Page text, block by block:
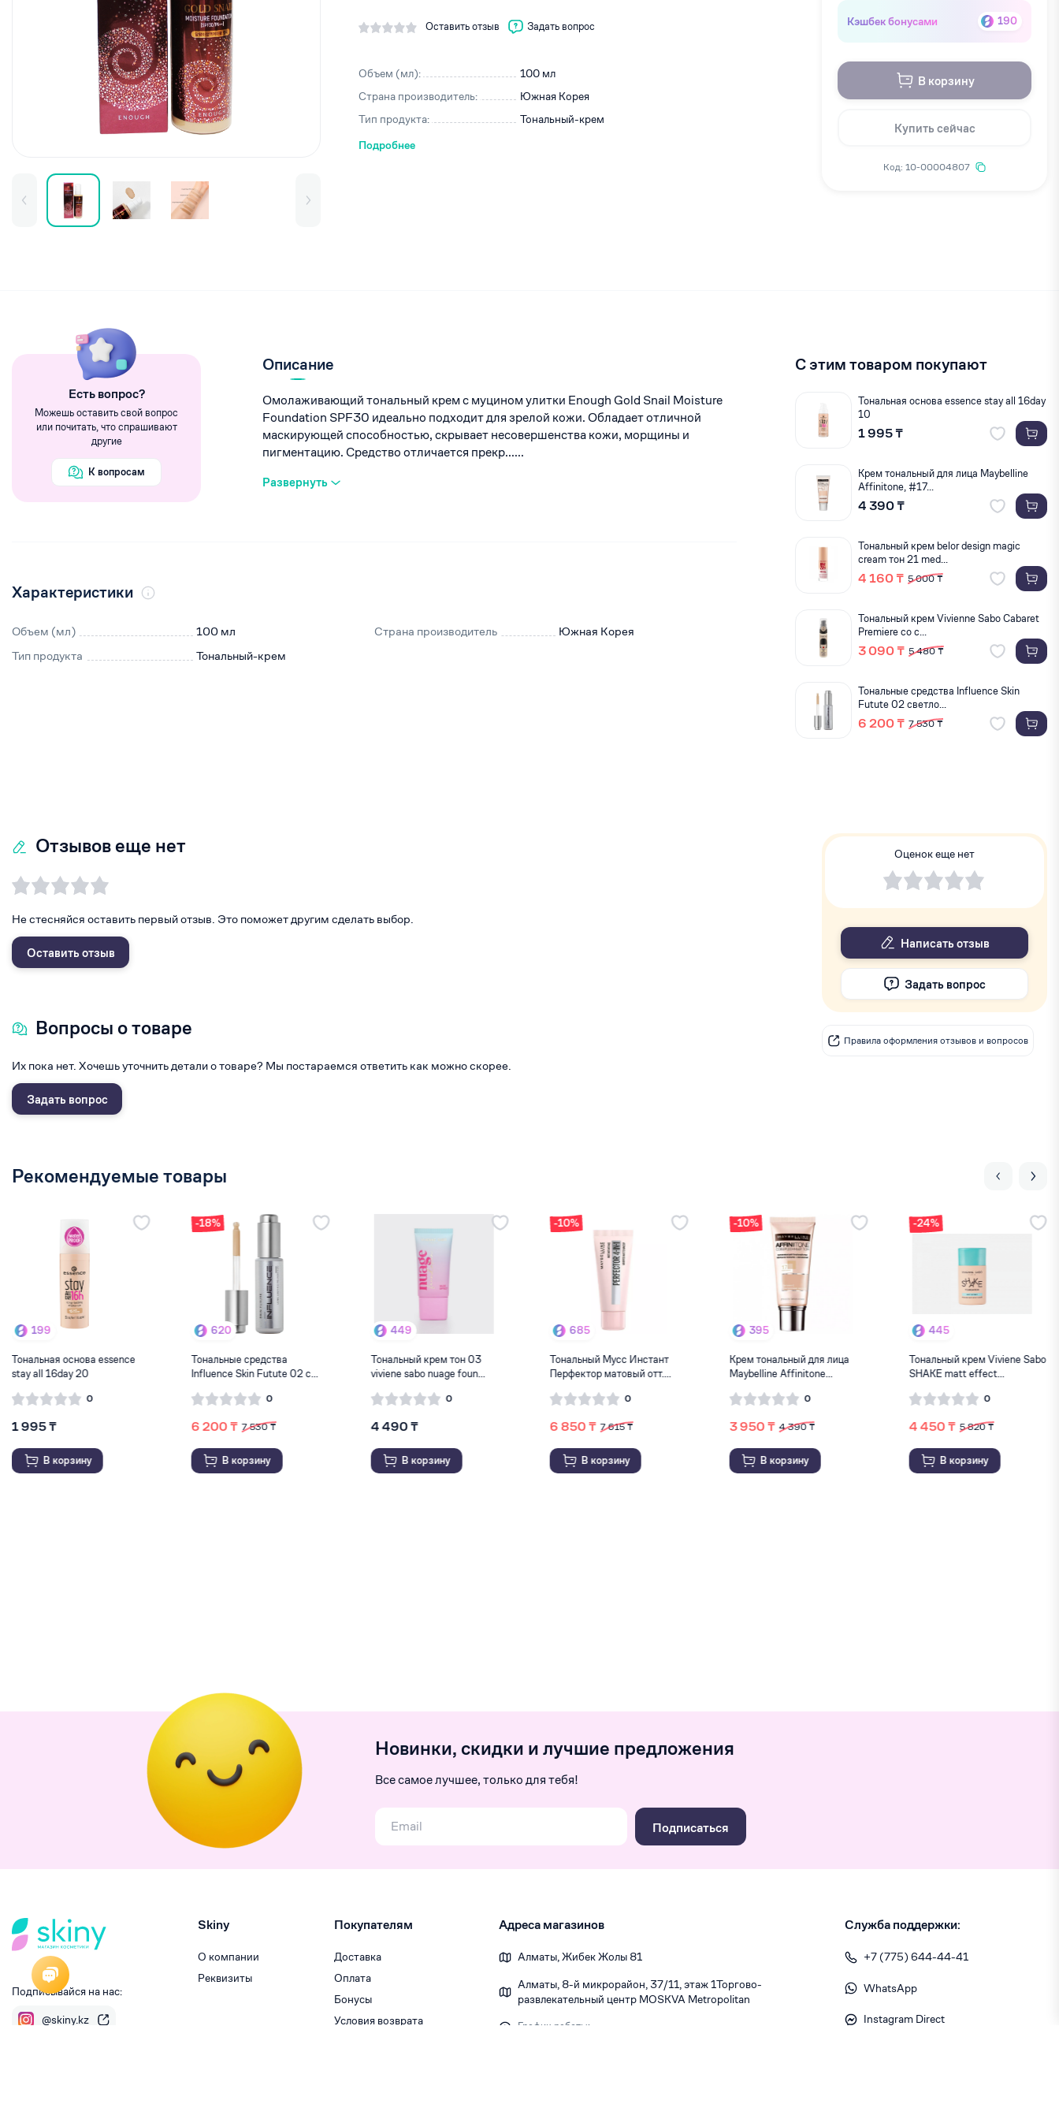
Оставить отзыв Задать вопрос
Объем (мл):
100 мл
Страна производитель:
Южная Корея
Тип продукта:
Тональный-крем
Подробнее
Кэшбек бонусами 190
В корзину
Купить сейчас
Код: 10-00004807
Eсть вопрос?
Можешь оставить свой вопрос
или почитать, что спрашивают
другие
К вопросам
Описание
Омолаживающий тональный крем с муцином улитки Enough Gold Snail Moisture
Foundation SPF30 идеально подходит для зрелой кожи. Обладает отличной
маскирующей способностью, скрывает несовершенства кожи, морщины и
пигментацию. Средство отличается прекр......
Развернуть
Характеристики
Объем (мл) 100 мл Страна производитель
Южная Корея
Тип продукта
Тональный-крем
С этим товаром покупают
Тональная основа essence stay all 16day
10
1 995 ₸
Крем тональный для лица Maybelline
Affinitone, #17...
4 390 ₸
Тональный крем belor design magic
cream тон 21 med...
4 160 ₸ 5 000 ₸
Тональный крем Vivienne Sabo Cabaret
Premiere со с...
3 090 ₸ 5 480 ₸
Тональные средства Influence Skin
Futute 02 светло...
6 200 ₸ 7 530 ₸
Отзывов еще нет
Не стесняйся оставить первый отзыв. Это поможет другим сделать выбор.
Оставить отзыв
Вопросы о товаре
Их пока нет. Хочешь уточнить детали о товаре? Мы постараемся ответить как можно скорее.
Задать вопрос
Оценок еще нет
Написать отзыв
Задать вопрос
Правила оформления отзывов и вопросов
Рекомендуемые товары
199
Тональная основа essence
stay all 16day 20
0
1 995 ₸
В корзину
-18%
620
Тональные средства
Influence Skin Futute 02 с...
0
6 200 ₸ 7 530 ₸
В корзину
449
Тональный крем тон 03
viviene sabo nuage foun...
0
4 490 ₸
В корзину
-10%
685
Тональный Мусс Инстант
Перфектор матовый отт....
0
6 850 ₸ 7 615 ₸
В корзину
-10%
395
Крем тональный для лица
Maybelline Аffinitone...
0
3 950 ₸ 4 390 ₸
В корзину
-24%
445
Тональный крем Viviene Sabo
SHAKE matt effect...
0
4 450 ₸ 5 820 ₸
В корзину
Товары для дома
Колготки и чулки
Наборы и сертификаты
Для бровей
Тушь для бровей
Карандаши и лайнеры для бровей
Помады и тинты для бровей
Набор для бровей
Для лица
Новинки, скидки и лучшие предложения
Все самое лучшее, только для тебя!
Подписаться
Подписывайся на нас:
@skiny.kz
Skiny
О компании
Реквизиты
Покупателям
Доставка
Оплата
Бонусы
Условия возврата
Адреса магазинов
Алматы, Жибек Жолы 81
Алматы, 8-й микрорайон, 37/1​1, этаж 1 ​Торгово-
развлекательный центр MOSKVA Metropolitan
График работы:
Служба поддержки:
+7 (775) 644-44-41
WhatsApp
Instagram Direct